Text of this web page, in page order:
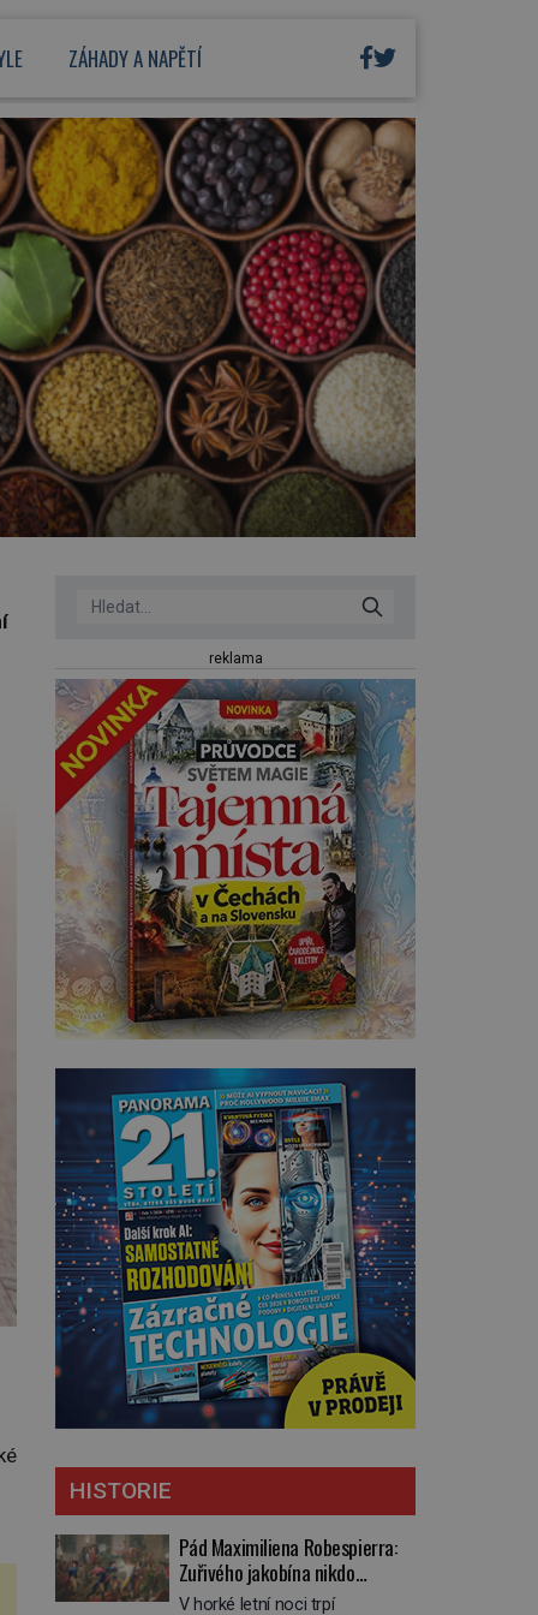
ZÁHADY A NAPĚTÍ
reklama
HISTORIE
Pád Maximiliena Robespierra:
Zuřivého jakobína nikdo
nelitoval?
V horké letní noci trpí